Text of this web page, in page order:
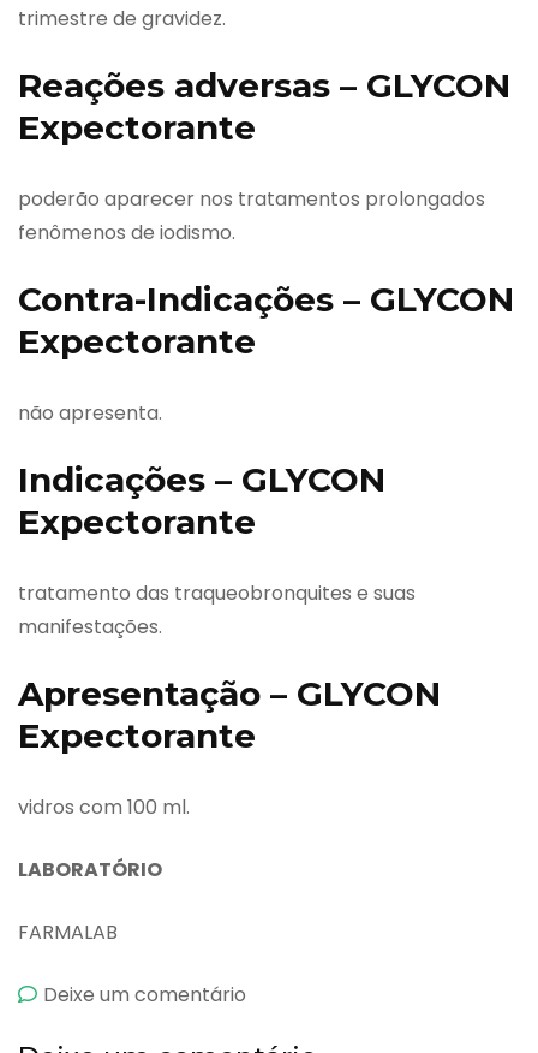
trimestre de gravidez.
Reações adversas – GLYCON
Expectorante
poderão aparecer nos tratamentos prolongados
fenômenos de iodismo.
Contra-Indicações – GLYCON
Expectorante
não apresenta.
Indicações – GLYCON
Expectorante
tratamento das traqueobronquites e suas
manifestações.
Apresentação – GLYCON
Expectorante
vidros com 100 ml.
LABORATÓRIO
FARMALAB
Deixe um comentário